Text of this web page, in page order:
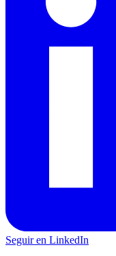
Seguir en LinkedIn